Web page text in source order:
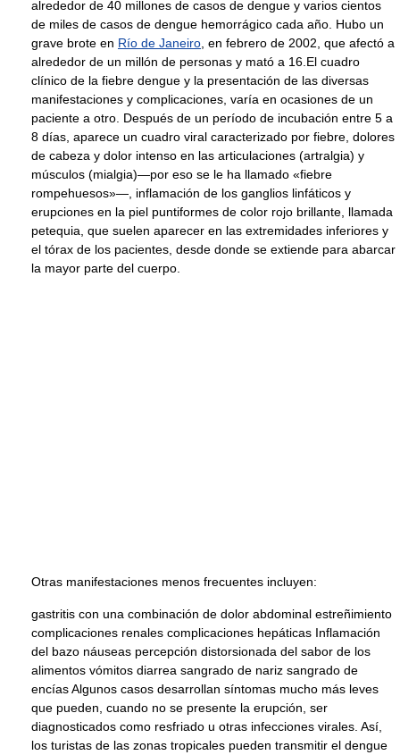
alrededor de 40 millones de casos de dengue y varios cientos
de miles de casos de dengue hemorrágico cada año. Hubo un
grave brote en Río de Janeiro , en febrero de 2002, que afectó a
alrededor de un millón de personas y mató a 16.El cuadro
clínico de la fiebre dengue y la presentación de las diversas
manifestaciones y complicaciones, varía en ocasiones de un
paciente a otro. Después de un período de incubación entre 5 a
8 días, aparece un cuadro viral caracterizado por fiebre, dolores
de cabeza y dolor intenso en las articulaciones (artralgia) y
músculos (mialgia)—por eso se le ha llamado «fiebre
rompehuesos»—, inflamación de los ganglios linfáticos y
erupciones en la piel puntiformes de color rojo brillante, llamada
petequia, que suelen aparecer en las extremidades inferiores y
el tórax de los pacientes, desde donde se extiende para abarcar
la mayor parte del cuerpo.
Otras manifestaciones menos frecuentes incluyen:
gastritis con una combinación de dolor abdominal estreñimiento
complicaciones renales complicaciones hepáticas Inflamación
del bazo náuseas percepción distorsionada del sabor de los
alimentos vómitos diarrea sangrado de nariz sangrado de
encías Algunos casos desarrollan síntomas mucho más leves
que pueden, cuando no se presente la erupción, ser
diagnosticados como resfriado u otras infecciones virales. Así,
los turistas de las zonas tropicales pueden transmitir el dengue